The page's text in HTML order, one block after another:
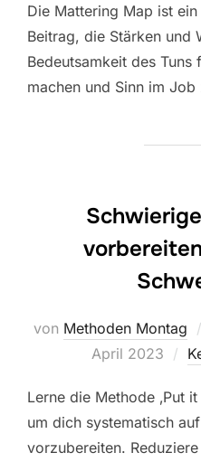
Die Mattering Map ist
Beitrag, die Stärken und
Bedeutsamkeit des
machen und Sinn im
von Methoden Montag
April 2023
Lerne die Methode ‚Put
um dich systematisch
vorzubereiten.